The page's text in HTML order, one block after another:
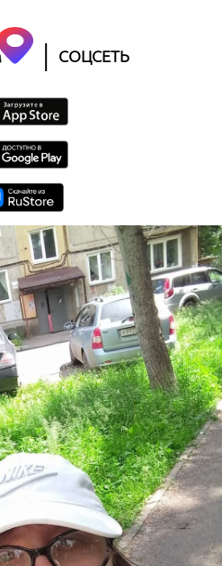
| СОЦСЕТЬ